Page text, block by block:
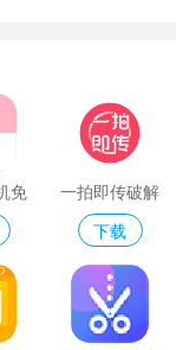
免 一拍即传破解
版
下载